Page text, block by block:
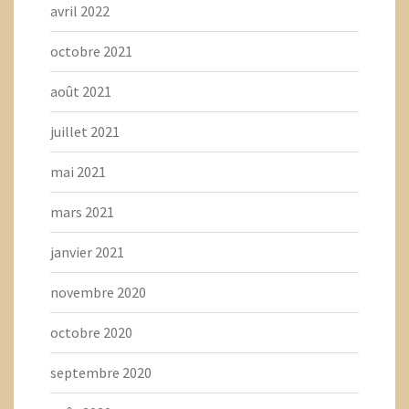
avril 2022
octobre 2021
août 2021
juillet 2021
mai 2021
mars 2021
janvier 2021
novembre 2020
octobre 2020
septembre 2020